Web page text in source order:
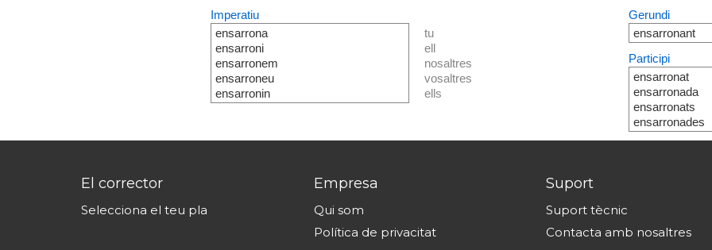
Imperatiu
ensarrona
ensarroni
ensarronem
ensarroneu
ensarronin
tu
ell
nosaltres
vosaltres
ells
Gerundi
ensarronant
Participi
ensarronat
ensarronada
ensarronats
ensarronades
El corrector
Selecciona el teu pla
Empresa
Qui som
Política de privacitat
Suport
Suport tècnic
Contacta amb nosaltres